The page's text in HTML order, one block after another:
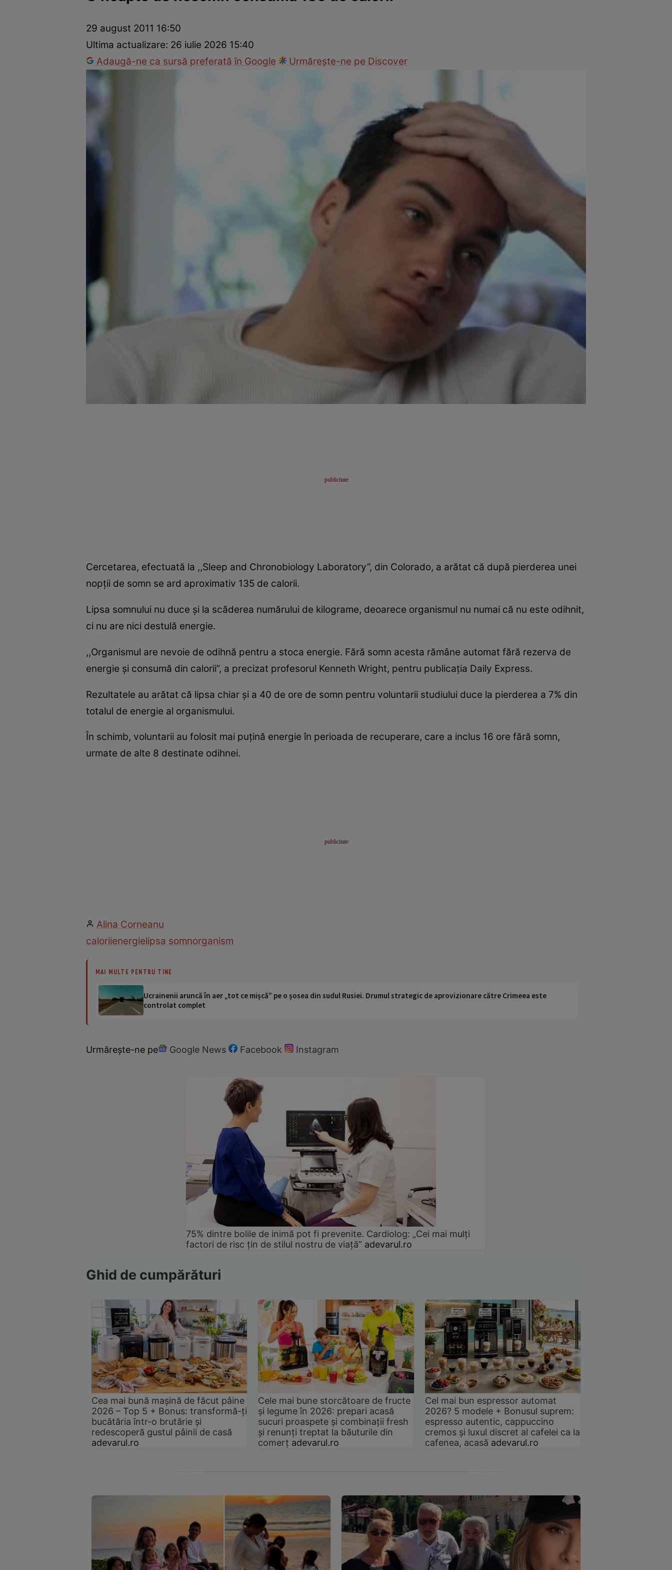
Prevenție și tratamentRemedii naturisteMedicii răspund
29 august 2011 16:50
Ultima actualizare: 26 iulie 2026 15:40
Adaugă-ne ca sursă preferată în Google
Urmărește-ne pe Discover
Cercetarea, efectuată la ,,Sleep and Chronobiology Laboratory”, din Colorado, a arătat că după pierderea unei
nopţii de somn se ard aproximativ 135 de calorii.
Lipsa somnului nu duce şi la scăderea numărului de kilograme, deoarece organismul nu numai că nu este odihnit,
ci nu are nici destulă energie.
,,Organismul are nevoie de odihnă pentru a stoca energie. Fără somn acesta rămâne automat fără rezerva de
energie şi consumă din calorii”, a precizat profesorul Kenneth Wright, pentru publicaţia Daily Express.
Rezultatele au arătat că lipsa chiar şi a 40 de ore de somn pentru voluntarii studiului duce la pierderea a 7% din
totalul de energie al organismului.
În schimb, voluntarii au folosit mai puţină energie în perioada de recuperare, care a inclus 16 ore fără somn,
urmate de alte 8 destinate odihnei.
Alina Corneanu
caloriienergielipsa somnorganism
MAI MULTE PENTRU TINE
Ucrainenii aruncă în aer „tot ce mișcă” pe o șosea din sudul Rusiei. Drumul strategic de aprovizionare către Crimeea este
controlat complet
Urmărește-ne pe Google News Facebook Instagram
75% dintre bolile de inimă pot fi prevenite. Cardiolog: „Cei mai mulți
factori de risc țin de stilul nostru de viață” adevarul.ro
Ghid de cumpărături
Cea mai bună mașină de făcut pâine
2026 – Top 5 + Bonus: transformă-ți
bucătăria într-o brutărie și
redescoperă gustul pâinii de casă
adevarul.ro
Cele mai bune storcătoare de fructe
și legume în 2026: prepari acasă
sucuri proaspete și combinații fresh
și renunți treptat la băuturile din
comerț adevarul.ro
Cel mai bun espressor automat
2026? 5 modele + Bonusul suprem:
espresso autentic, cappuccino
cremos și luxul discret al cafelei ca la
cafenea, acasă adevarul.ro